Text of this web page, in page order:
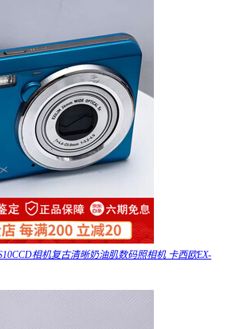
相机复古清晰奶油肌数码照相机 卡西欧EX-